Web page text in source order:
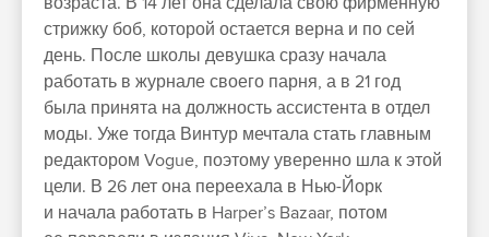
стрижку боб, которой остается верна и по сей
день. После школы девушка сразу начала
работать в журнале своего парня, а в 21 год
была принята на должность ассистента в отдел
моды. Уже тогда Винтур мечтала стать главным
редактором Vogue, поэтому уверенно шла к этой
цели. В 26 лет она переехала в Нью-Йорк
и начала работать в Harper’s Bazaar, потом